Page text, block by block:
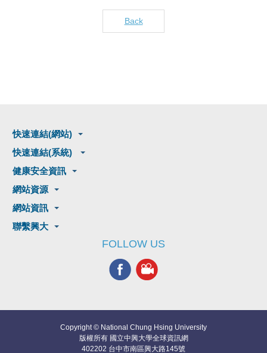
Back
快速連結(網站)
快速連結(系統)
健康安全資訊
網站資源
網站資訊
聯繫興大
FOLLOW US
Copyright © National Chung Hsing University
版權所有 國立中興大學全球資訊網
402202 台中市南區興大路145號